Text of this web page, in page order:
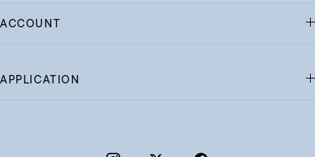
ACCOUNT
APPLICATION